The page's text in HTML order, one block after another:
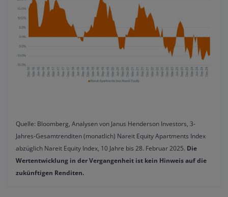
Quelle: Bloomberg, Analysen von Janus Henderson Investors, 3-
Jahres-Gesamtrenditen (monatlich) Nareit Equity Apartments Index
abzüglich Nareit Equity Index, 10 Jahre bis 28. Februar 2025. Die
Wertentwicklung in der Vergangenheit ist kein Hinweis auf die
zukünftigen Renditen.